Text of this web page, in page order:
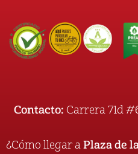
Contacto: Carrera 71d
¿Cómo llegar a Plaza de